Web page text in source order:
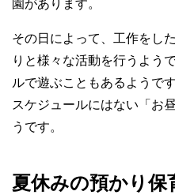
園があります。
その日によって、工作をし
りと様々な活動を行うよう
ルで遊ぶこともあるようで
スケジュールにはない「お
うです。
夏休みの預かり保